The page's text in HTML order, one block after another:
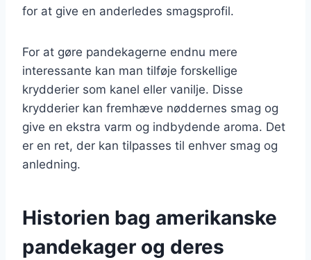
for at give en anderledes smagsprofil.
For at gøre pandekagerne endnu mere
interessante kan man tilføje forskellige
krydderier som kanel eller vanilje. Disse
krydderier kan fremhæve nøddernes smag og
give en ekstra varm og indbydende aroma. Det
er en ret, der kan tilpasses til enhver smag og
anledning.
Historien bag amerikanske
pandekager og deres